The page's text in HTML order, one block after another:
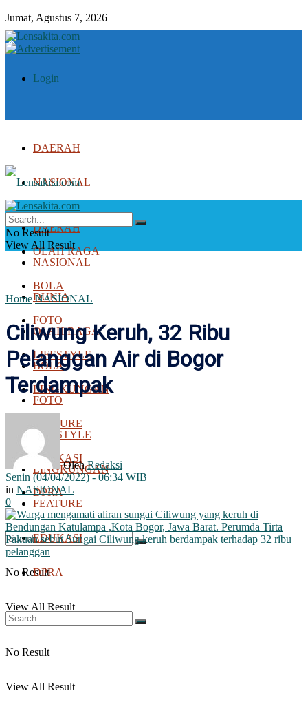
Jumat, Agustus 7, 2026
Login
DAERAH
NASIONAL
DUNIA
OLAH RAGA
BOLA
FOTO
LIFESTYLE
LINGKUNGAN
FEATURE
EDUKASI
DPRA
No Result
View All Result
DAERAH
NASIONAL
DUNIA
OLAH RAGA
BOLA
FOTO
LIFESTYLE
LINGKUNGAN
FEATURE
EDUKASI
DPRA
No Result
View All Result
No Result
View All Result
Home NASIONAL
Ciliwung Keruh, 32 Ribu
Pelanggan Air di Bogor
Terdampak
Oleh Redaksi
Senin (04/04/2022) - 06:34 WIB
in NASIONAL
0